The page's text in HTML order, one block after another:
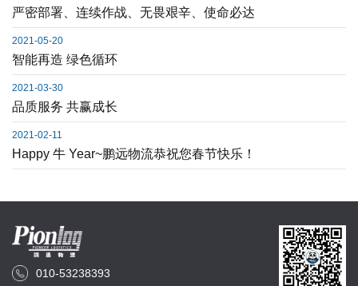
严密部署、连续作战、无畏艰辛、使命必达
2021-05-20
智能再造 绿色循环
2021-03-30
品质服务 共赢成长
2021-02-11
Happy 牛 Year~鹏远物流恭祝您春节快乐！
010-53238393